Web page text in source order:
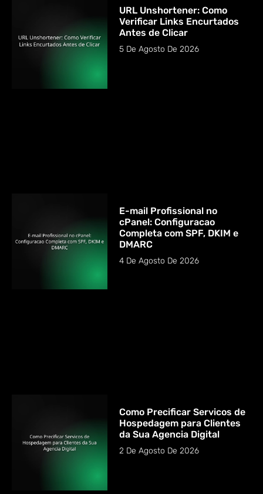
URL Unshortener: Como
Verificar Links Encurtados
Antes de Clicar
5 De Agosto De 2026
E-mail Profissional no
cPanel: Configuracao
Completa com SPF, DKIM e
DMARC
4 De Agosto De 2026
Como Precificar Servicos de
Hospedagem para Clientes
da Sua Agencia Digital
2 De Agosto De 2026